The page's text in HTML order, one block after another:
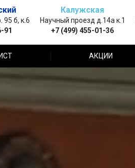
95 б, к.6
91
Калужская
Научный проезд д.14а к.1
+7 (499) 455-01-36
АКЦИИ